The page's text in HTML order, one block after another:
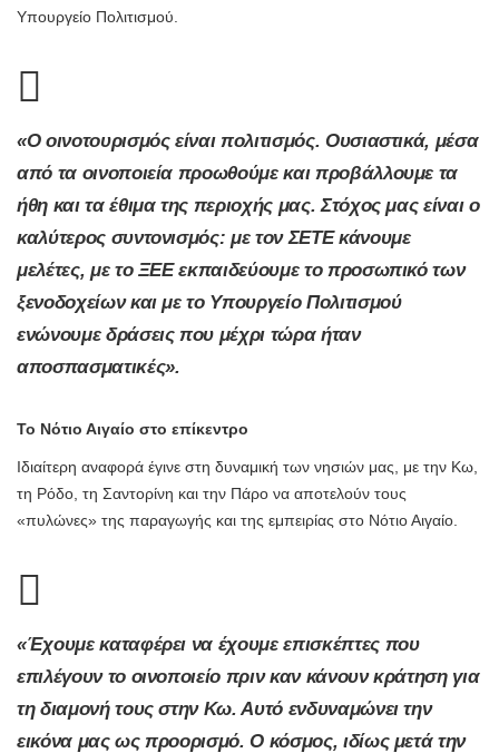
Υπουργείο Πολιτισμού.
«Ο οινοτουρισμός είναι πολιτισμός. Ουσιαστικά, μέσα
από τα οινοποιεία προωθούμε και προβάλλουμε τα
ήθη και τα έθιμα της περιοχής μας. Στόχος μας είναι ο
καλύτερος συντονισμός: με τον ΣΕΤΕ κάνουμε
μελέτες, με το ΞΕΕ εκπαιδεύουμε το προσωπικό των
ξενοδοχείων και με το Υπουργείο Πολιτισμού
ενώνουμε δράσεις που μέχρι τώρα ήταν
αποσπασματικές».
Το Νότιο Αιγαίο στο επίκεντρο
Ιδιαίτερη αναφορά έγινε στη δυναμική των νησιών μας, με την Κω,
τη Ρόδο, τη Σαντορίνη και την Πάρο να αποτελούν τους
«πυλώνες» της παραγωγής και της εμπειρίας στο Νότιο Αιγαίο.
«Έχουμε καταφέρει να έχουμε επισκέπτες που
επιλέγουν το οινοποιείο πριν καν κάνουν κράτηση για
τη διαμονή τους στην Κω. Αυτό ενδυναμώνει την
εικόνα μας ως προορισμό. Ο κόσμος, ιδίως μετά την